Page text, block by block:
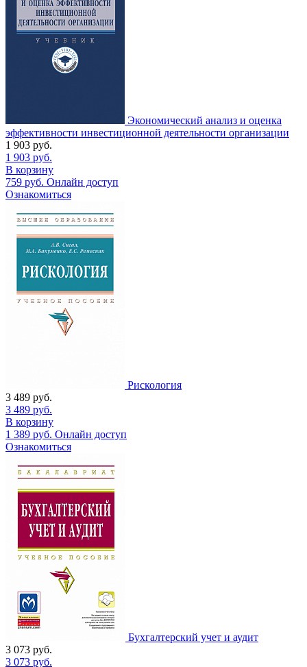
Экономический анализ и оценка
эффективности инвестиционной деятельности организации
1 903 руб.
1 903 руб.
В корзину
759 руб. Онлайн доступ
Ознакомиться
Рискология
3 489 руб.
3 489 руб.
В корзину
1 389 руб. Онлайн доступ
Ознакомиться
Бухгалтерский учет и аудит
3 073 руб.
3 073 руб.